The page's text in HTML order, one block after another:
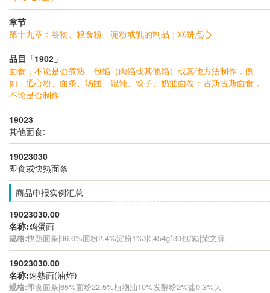
章节
第十九章：谷物、粮食粉、淀粉或乳的制品；糕饼点心
品目「1902」
面食，不论是否煮熟、包馅（肉馅或其他馅）或其他方法制作，例
如，通心粉、面条、汤团、馄饨、饺子、奶油面卷；古斯古斯面食，
不论是否制作
19023
其他面食:
19023030
即食或快熟面条
商品申报实例汇总
19023030.00
名称:鸡蛋面
规格:快熟面条|96.6%面粉2.4%淀粉1%水|454g*30包/箱|荣文牌
19023030.00
名称:速熟面(油炸)
规格:即食面条|65%面粉22.5%植物油10%发酵粉2%盐0.3%大